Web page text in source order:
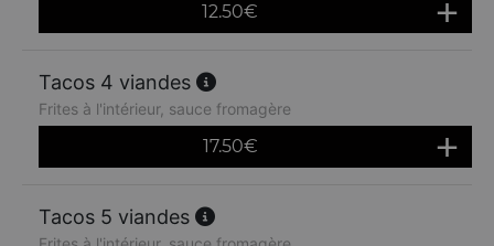
12.50€
Tacos 4 viandes
Frites à l'intérieur, sauce fromagère
17.50€
Tacos 5 viandes